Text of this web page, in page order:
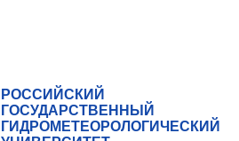
РОССИЙСКИЙ
ГОСУДАРСТВЕННЫЙ
ГИДРОМЕТЕОРОЛОГИЧЕСКИЙ